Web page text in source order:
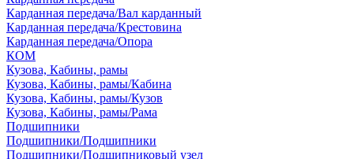
Карданная передача/Вал карданный
Карданная передача/Крестовина
Карданная передача/Опора
КОМ
Кузова, Кабины, рамы
Кузова, Кабины, рамы/Кабина
Кузова, Кабины, рамы/Кузов
Кузова, Кабины, рамы/Рама
Подшипники
Подшипники/Подшипники
Подшипники/Подшипниковый узел